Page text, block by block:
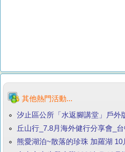
其他熱門活動...
汐止區公所「水返腳講堂」戶外
丘山行_7.8月海外健行分享會_
熊愛湖泊~散落的珍珠 加羅湖 10